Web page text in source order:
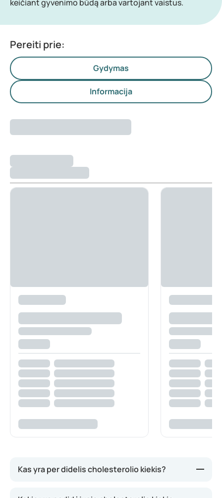
keičiant gyvenimo būdą arba vartojant vaistus.
Pereiti prie:
Gydymas
Informacija
Kas yra per didelis cholesterolio kiekis?
Cholesterolis dažnai turi neigiamą reputaciją,